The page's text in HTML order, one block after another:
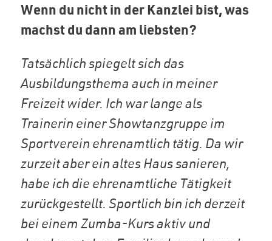
Wenn du nicht in der Kanzlei bist, was
machst du dann am liebsten?
Tatsächlich spiegelt sich das
Ausbildungsthema auch in meiner
Freizeit wider. Ich war lange als
Trainerin einer Showtanzgruppe im
Sportverein ehrenamtlich tätig. Da wir
zurzeit aber ein altes Haus sanieren,
habe ich die ehrenamtliche Tätigkeit
zurückgestellt. Sportlich bin ich derzeit
bei einem Zumba-Kurs aktiv und